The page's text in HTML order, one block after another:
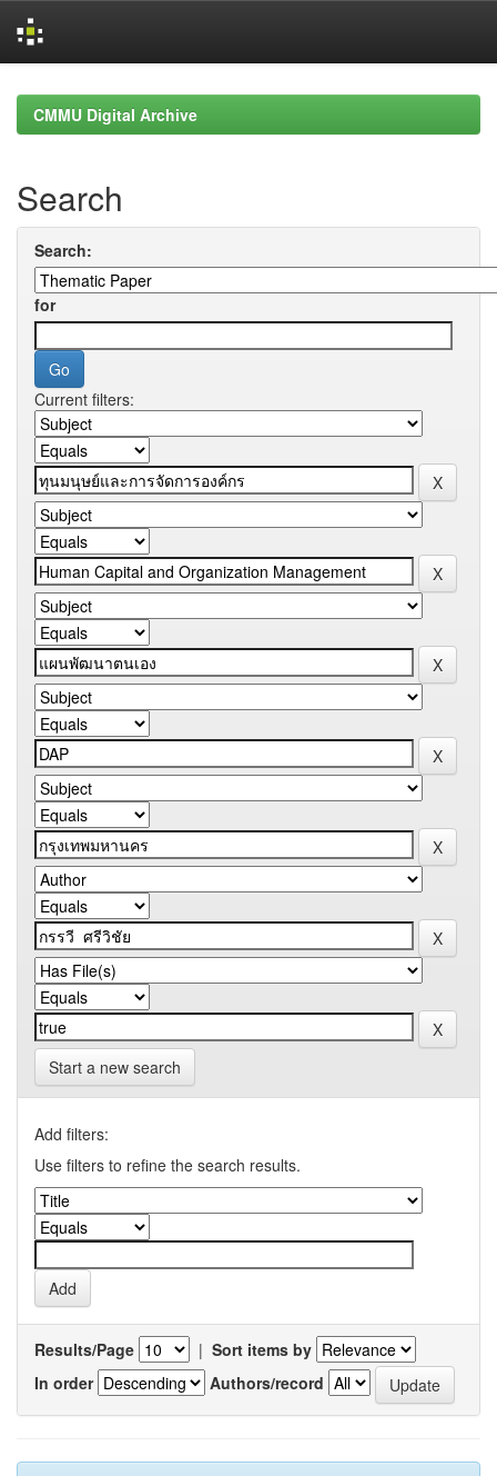
navigationCMMU Digital Archive
Search
Search:
for
Current filters:
Start a new search
Add filters:
Use filters to refine the search results.
Results/Page | Sort items by
In order
Authors/record